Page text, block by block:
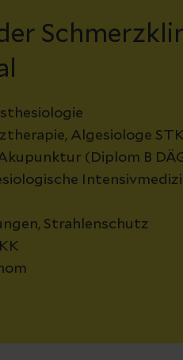
Algesiologe
(Diplom B
Strahlenschutz